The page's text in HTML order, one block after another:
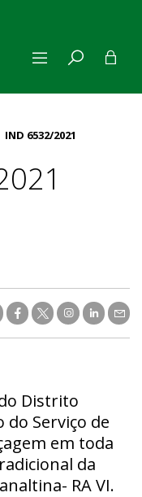
IND 6532/2021
Distrito
Serviço de
em toda
da
RA VI.